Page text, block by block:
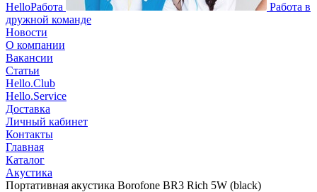
HelloРабота
Работа в
дружной команде
Новости
О компании
Вакансии
Статьи
Hello.Club
Hello.Service
Доставка
Личный кабинет
Контакты
Главная
Каталог
Акустика
Портативная акустика Borofone BR3 Rich 5W (black)